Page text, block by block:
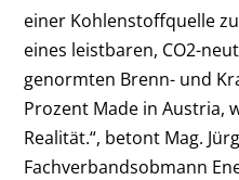
einer Kohlenstoffquelle
eines leistbaren, CO2-
genormten Brenn- und
Prozent Made in Austria,
Realität.“, betont Mag.
Fachverbandsobmann